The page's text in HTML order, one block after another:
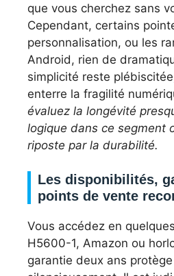
que vous cherchez sans
Cependant, certains
personnalisation, ou les
Android, rien de
simplicité reste
enterre la fragilité
évaluez la longévité
logique dans ce segment
riposte par la durabilité.
Les disponibilités,
points de vente
Vous accédez en
H5600-1, Amazon ou
garantie deux ans